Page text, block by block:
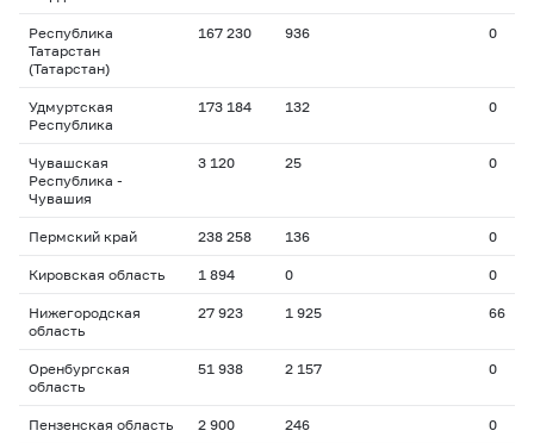
Республика
Татарстан
(Татарстан)
167 230 936 0
Удмуртская
Республика
173 184 132 0
Чувашская
Республика -
Чувашия
3 120 25 0
Пермский край 238 258 136 0
Кировская область 1 894 0 0
Нижегородская
область
27 923 1 925 66
Оренбургская
область
51 938 2 157 0
Пензенская область 2 900 246 0